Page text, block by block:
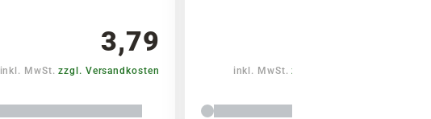
3,79
inkl. MwSt.zzgl. Versandkosten inkl. MwSt.zzgl. Versandkosten